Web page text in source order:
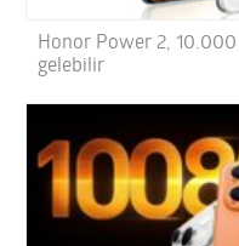
Honor Power 2,
gelebilir